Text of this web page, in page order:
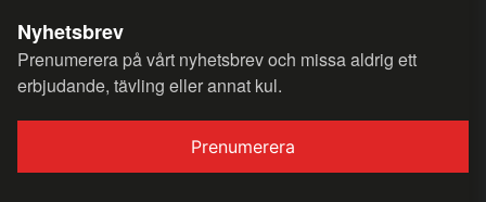
Nyhetsbrev
Prenumerera på vårt nyhetsbrev och missa aldrig ett
erbjudande, tävling eller annat kul.
Prenumerera